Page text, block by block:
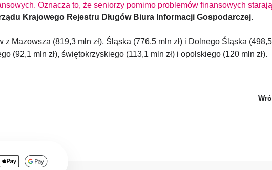
Oznacza to, że seniorzy pomimo problemów finansowych
Krajowego Rejestru Długów Biura Informacji Gospodarczej.
Mazowsza (819,3 mln zł), Śląska (776,5 mln zł) i Dolnego Śląska
(92,1 mln zł), świętokrzyskiego (113,1 mln zł) i opolskiego (120 mln zł).